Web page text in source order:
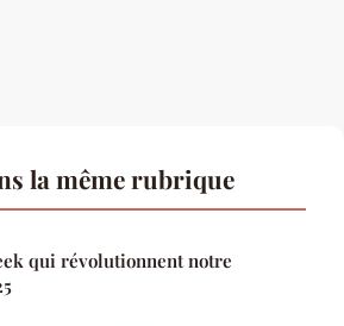
la même rubrique
qui révolutionnent notre